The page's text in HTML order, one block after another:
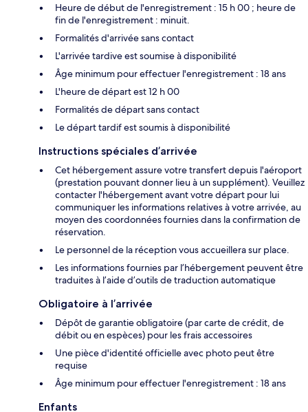
Heure de début de l'enregistrement : 15 h 00 ; heure de
fin de l'enregistrement : minuit.
Formalités d'arrivée sans contact
L'arrivée tardive est soumise à disponibilité
Âge minimum pour effectuer l'enregistrement : 18 ans
L'heure de départ est 12 h 00
Formalités de départ sans contact
Le départ tardif est soumis à disponibilité
Instructions spéciales d’arrivée
Cet hébergement assure votre transfert depuis l'aéroport
(prestation pouvant donner lieu à un supplément). Veuillez
contacter l'hébergement avant votre départ pour lui
communiquer les informations relatives à votre arrivée, au
moyen des coordonnées fournies dans la confirmation de
réservation.
Le personnel de la réception vous accueillera sur place.
Les informations fournies par l’hébergement peuvent être
traduites à l’aide d’outils de traduction automatique
Obligatoire à l’arrivée
Dépôt de garantie obligatoire (par carte de crédit, de
débit ou en espèces) pour les frais accessoires
Une pièce d'identité officielle avec photo peut être
requise
Âge minimum pour effectuer l'enregistrement : 18 ans
Enfants